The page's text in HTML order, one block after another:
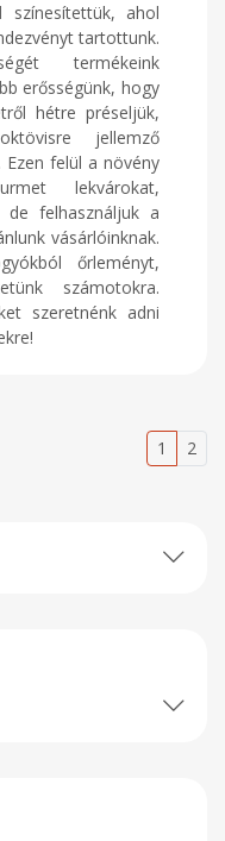
színesítettük, ahol
tartottunk.
termékeink
erősségünk, hogy
hétre préseljük,
jellemző
felül a növény
lekvárokat,
de felhasználjuk a
vásárlóinknak.
őrleményt,
számotokra.
szeretnénk adni
1 2